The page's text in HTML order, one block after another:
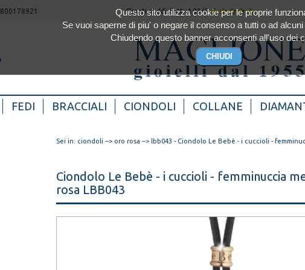
800178921 Clienti soddisfatti 4.93/5
FEDI BRACCIALI CIONDOLI COLLANE
Sei in: ciondoli --> oro rosa --> lbb043 - Ciondolo Le Bebè - i cuccioli -
Ciondolo Le Bebè - i cuccioli - femminuccia
rosa LBB043
Questo sito utilizza cookie per le proprie
Se vuoi saperne di piu' o negare il consenso a tutti o ad
Chiudendo questo banner acconsenti all'uso dei